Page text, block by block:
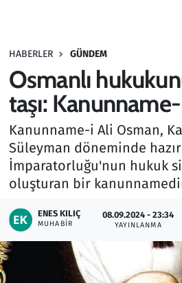
HABERLER GÜNDEM
Osmanlı
taşı:
Kanunname-i Ali Osman,
Süleyman döneminde
İmparatorluğu'nun hukuk
oluşturan bir
ENES KILIÇ
MUHABIR
08.09.2024 - 23:34
YAYINLANMA
Haber
Kültür Sanat
Kurumsal Haberler
Lezzet Durağı